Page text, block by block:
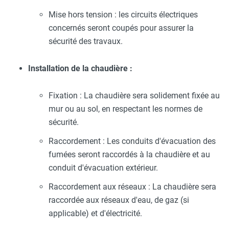
Mise hors tension : les circuits électriques
concernés seront coupés pour assurer la
sécurité des travaux.
Installation de la chaudière :
Fixation : La chaudière sera solidement fixée au
mur ou au sol, en respectant les normes de
sécurité.
Raccordement : Les conduits d'évacuation des
fumées seront raccordés à la chaudière et au
conduit d'évacuation extérieur.
Raccordement aux réseaux : La chaudière sera
raccordée aux réseaux d'eau, de gaz (si
applicable) et d'électricité.